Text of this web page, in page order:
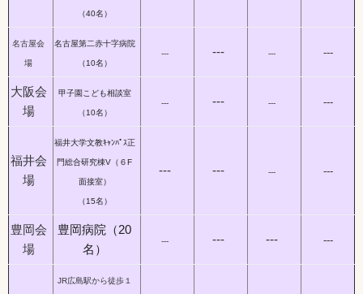
（40名）
名古屋会
場
名古屋第二赤十字病院
（10名）
--- --- --- ---
大阪会
場
甲子園こども相談室
（10名）
--- --- --- ---
福井会
場
福井大学文教ｷｬﾝﾊﾟｽ正
門総合研究棟V（６F
面接室）
（15名）
--- --- --- ---
豊岡会
場
豊岡病院（20
名）
--- --- --- ---
JR広島駅から徒歩１